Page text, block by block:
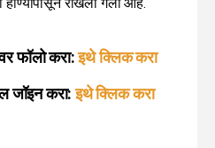
फॉलो करा: इथे क्लिक करा
करा: इथे क्लिक करा